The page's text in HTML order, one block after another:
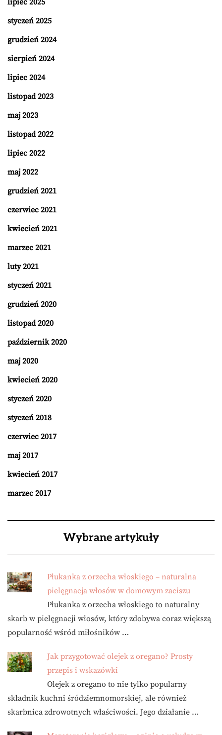
lipiec 2025
styczeń 2025
grudzień 2024
sierpień 2024
lipiec 2024
listopad 2023
maj 2023
listopad 2022
lipiec 2022
maj 2022
grudzień 2021
czerwiec 2021
kwiecień 2021
marzec 2021
luty 2021
styczeń 2021
grudzień 2020
listopad 2020
październik 2020
maj 2020
kwiecień 2020
styczeń 2020
styczeń 2018
czerwiec 2017
maj 2017
kwiecień 2017
marzec 2017
Wybrane artykuły
Płukanka z orzecha włoskiego – naturalna
pielęgnacja włosów w domowym zaciszu
Płukanka z orzecha włoskiego to naturalny
skarb w pielęgnacji włosów, który zdobywa coraz większą
popularność wśród miłośników …
Jak przygotować olejek z oregano? Prosty
przepis i wskazówki
Olejek z oregano to nie tylko popularny
składnik kuchni śródziemnomorskiej, ale również
skarbnica zdrowotnych właściwości. Jego działanie …